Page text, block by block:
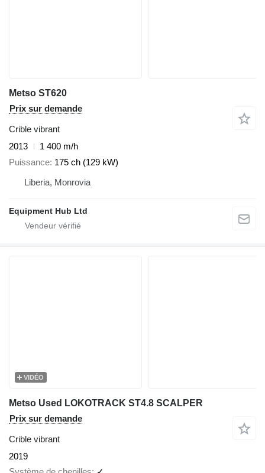
Metso ST620
Prix sur demande
Crible vibrant
2013
1 400 m/h
Puissance 175 ch (129 kW)
Liberia, Monrovia
Equipment Hub Ltd
VIDÉO
Metso Used LOKOTRACK ST4.8 SCALPER
Prix sur demande
Crible vibrant
2019